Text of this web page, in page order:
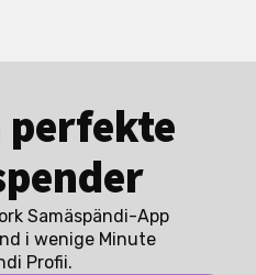
perfekte
Samäspändi-App
i wenige Minute
Profii.